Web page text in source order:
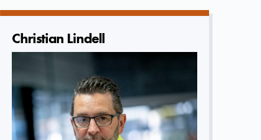
Christian Lindell